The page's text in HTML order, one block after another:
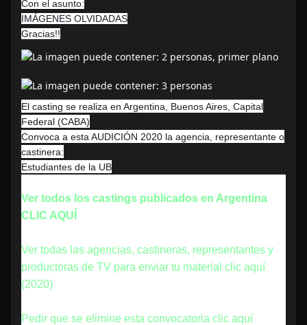
Con el asunto:
IMÁGENES OLVIDADAS
Gracias!!
El casting se realiza en Argentina, Buenos Aires, Capital
Federal (CABA)
Convoca a esta AUDICIÓN 2020 la agencia, representante o
castinera:
Estudiantes de la UB
Ver todos los castings publicados en Argentina
CLIC AQUÍ
Ver todas las agencias, castineras, representantes y
productoras de TV para enviar tu material clic aquí
(2020)
Pedir que se elimine esta convocatoria clic aquí